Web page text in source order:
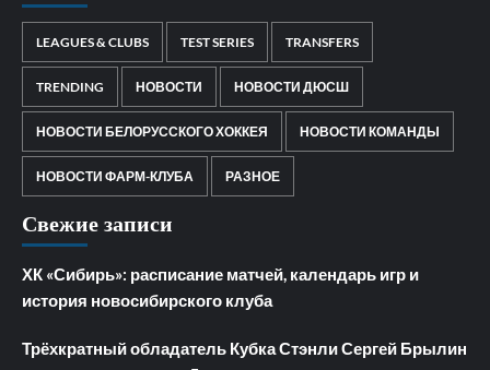
LEAGUES & CLUBS TEST SERIES TRANSFERS
TRENDING НОВОСТИ НОВОСТИ ДЮСШ
НОВОСТИ БЕЛОРУССКОГО ХОККЕЯ НОВОСТИ КОМАНДЫ
НОВОСТИ ФАРМ-КЛУБА РАЗНОЕ
Свежие записи
ХК «Сибирь»: расписание матчей, календарь игр и
история новосибирского клуба
Трёхкратный обладатель Кубка Стэнли Сергей Брылин